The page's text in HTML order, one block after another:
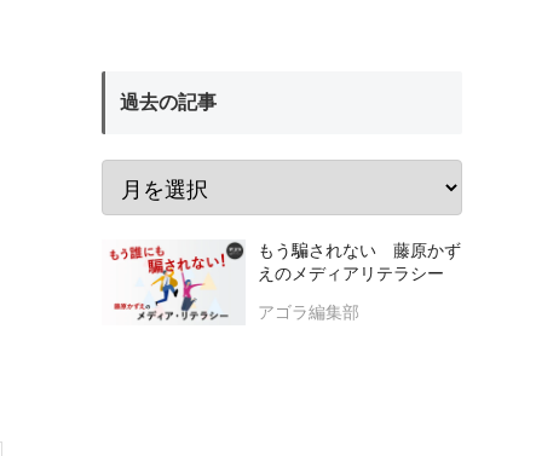
過去の記事
もう騙されない 藤原かず
えのメディアリテラシー
アゴラ編集部